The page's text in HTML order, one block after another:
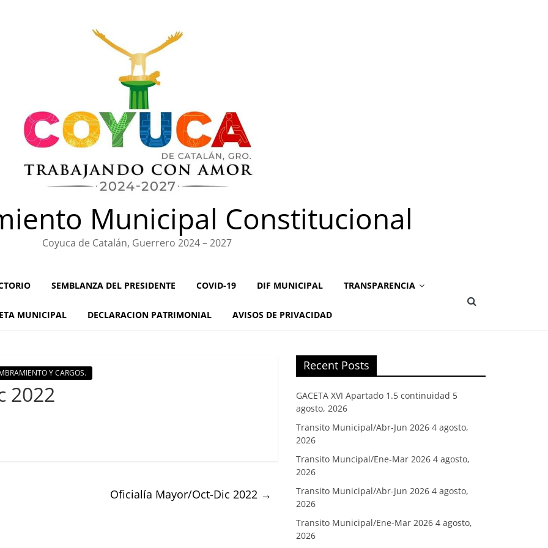
Municipal Constitucional
Coyuca de Catalán, Guerrero 2024 – 2027
SEMBLANZA DEL PRESIDENTE COVID-19 DIF MUNICIPAL TRANSPARENCIA
MUNICIPAL DECLARACION PATRIMONIAL AVISOS DE PRIVACIDAD
Y CARGOS.
2022
Oficialía Mayor/Oct-Dic 2022 →
Recent Posts
GACETA XVI Apartado 1.5 continuidad 5
agosto, 2026
Transito Municipal/Abr-Jun 2026 4 agosto,
2026
Transito Muncipal/Ene-Mar 2026 4 agosto,
2026
Transito Municipal/Abr-Jun 2026 4 agosto,
2026
Transito Municipal/Ene-Mar 2026 4 agosto,
2026